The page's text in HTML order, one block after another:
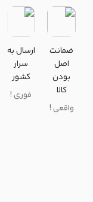
ضمانت
اصل
بودن
کالا
واقعی !
ارسال به
سرار
کشور
فوری !